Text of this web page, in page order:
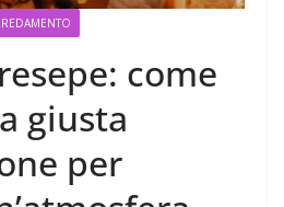
come
giusta
per